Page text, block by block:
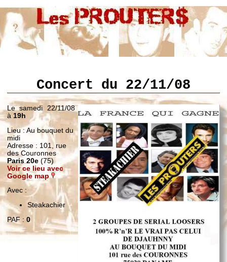
Concert du 22/11/08
Le samedi 22/11/08
à 19h
Lieu : Au bouquet du
midi
Adresse : 101, rue
des Couronnes
Paris 20e(75)
Voir ce lieu avec
Google map
Avec :
Steakachier
PAF : 0